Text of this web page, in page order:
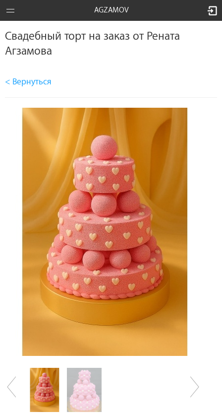
AGZAMOV
Свадебный торт на заказ от Рената
Агзамова
< Вернуться